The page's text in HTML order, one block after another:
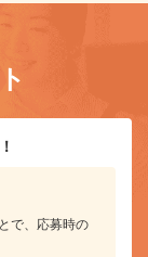
で、応募時の